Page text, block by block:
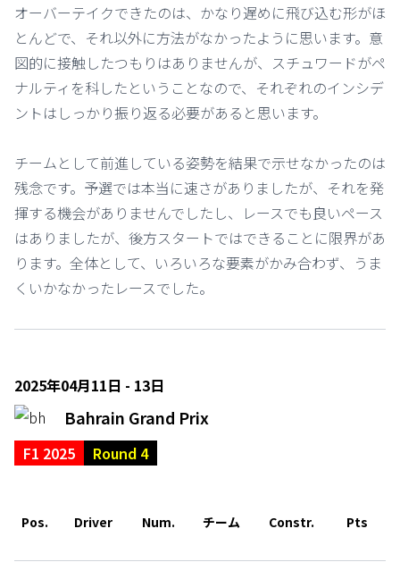
オーバーテイクできたのは、かなり遅めに飛び込む形がほ
とんどで、それ以外に方法がなかったように思います。意
図的に接触したつもりはありませんが、スチュワードがペ
ナルティを科したということなので、それぞれのインシデ
ントはしっかり振り返る必要があると思います。
チームとして前進している姿勢を結果で示せなかったのは
残念です。予選では本当に速さがありましたが、それを発
揮する機会がありませんでしたし、レースでも良いペース
はありましたが、後方スタートではできることに限界があ
ります。全体として、いろいろな要素がかみ合わず、うま
くいかなかったレースでした。
2025年04月11日 - 13日
Bahrain Grand Prix
F1 2025 Round 4
Pos. Driver Num. チーム Constr. Pts